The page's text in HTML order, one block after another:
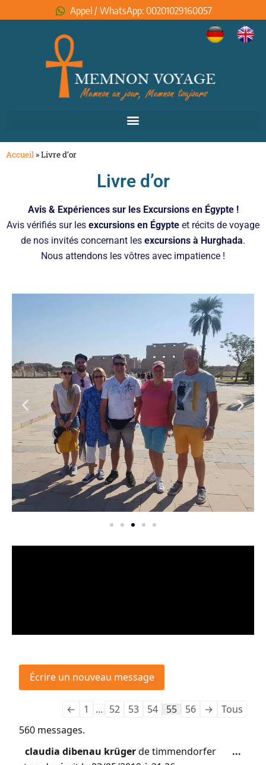
Appel / WhatsApp: 00201029160057
Accueil »Livre d’or
Livre d’or
Avis & Expériences sur les Excursions en Égypte !
Avis vérifiés sur les excursions en Égypte et récits de voyage
de nos invités concernant les excursions à Hurghada.
Nous attendons les vôtres avec impatience !
← 1 ... 52 53 54 55 56 →
Tous
560 messages.
claudia dibenau krügerde timmendorfer
...